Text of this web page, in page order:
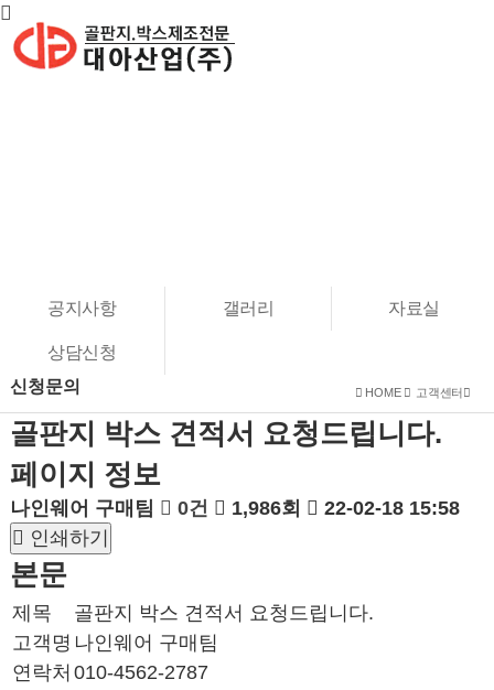
공지사항 갤러리 자료실
상담신청
신청문의
HOME 고객센터
골판지 박스 견적서 요청드립니다.
페이지 정보
나인웨어 구매팀 0건 1,986회
22-02-18 15:58
인쇄하기
본문
제목
골판지 박스 견적서 요청드립니다.
고객명 나인웨어 구매팀
연락처 010-4562-2787